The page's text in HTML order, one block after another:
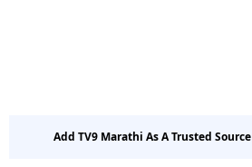
Add TV9 Marathi As A Trusted Source